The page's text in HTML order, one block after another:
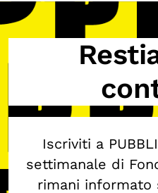
Progetti Nazionali
Progetti
Pubblicazioni
Storie di
Calendario civile
Elezioni dal mondo
Podcast
Iscriviti a
settimanale di
rimani